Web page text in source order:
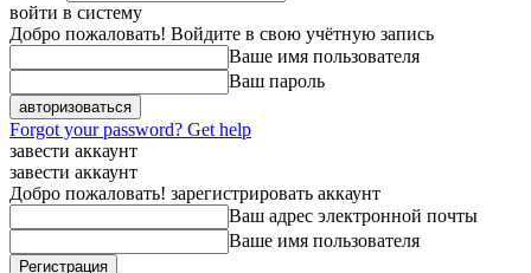
войти в систему
Добро пожаловать! Войдите в свою учётную запись
Ваше имя пользователя
Ваш пароль
Forgot your password? Get help
завести аккаунт
завести аккаунт
Добро пожаловать! зарегистрировать аккаунт
Ваш адрес электронной почты
Ваше имя пользователя